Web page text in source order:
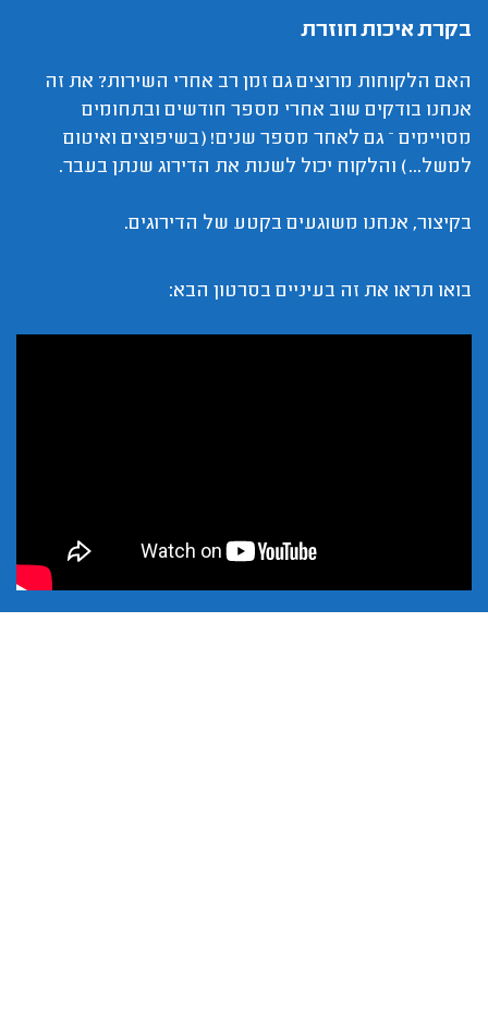
בקרת איכות חוזרת
האם הלקוחות מרוצים גם זמן רב אחרי השירות? את זה
אנחנו בודקים שוב אחרי מספר חודשים ובתחומים
מסויימים – גם לאחר מספר שנים! (בשיפוצים ואיטום
למשל...) והלקוח יכול לשנות את הדירוג שנתן בעבר.
בקיצור, אנחנו משוגעים בקטע של הדירוגים.
בואו תראו את זה בעיניים בסרטון הבא: